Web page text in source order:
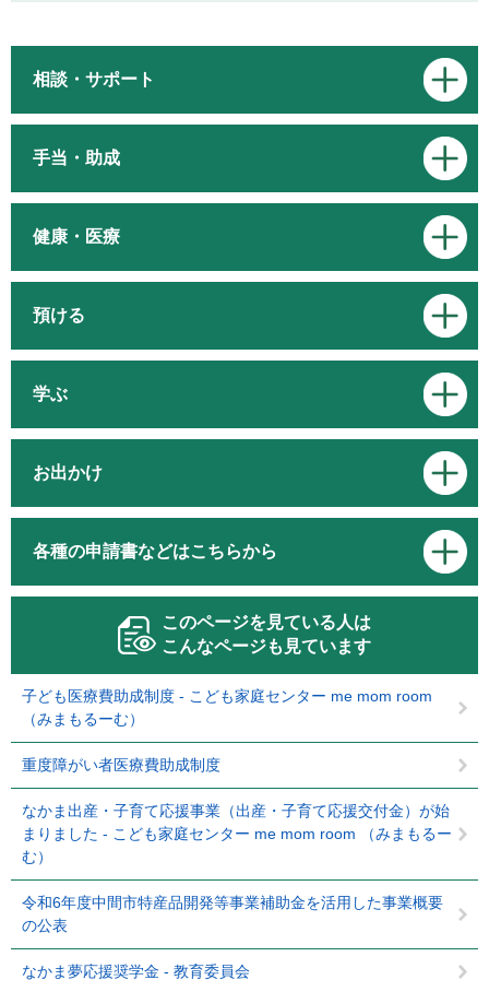
相談・サポート
手当・助成
健康・医療
預ける
学ぶ
お出かけ
各種の申請書などはこちらから
このページを見ている人は
こんなページも見ています
子ども医療費助成制度 - こども家庭センター me mom room
（みまもるーむ）
重度障がい者医療費助成制度
なかま出産・子育て応援事業（出産・子育て応援交付金）が始
まりました - こども家庭センター me mom room （みまもるー
む）
令和6年度中間市特産品開発等事業補助金を活用した事業概要
の公表
なかま夢応援奨学金 - 教育委員会